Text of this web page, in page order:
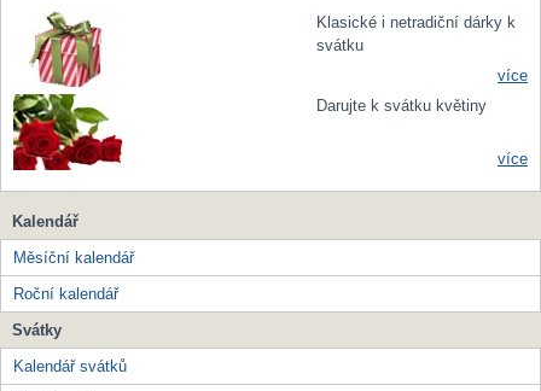
Klasické i netradiční dárky k
svátku
více
Darujte k svátku květiny
více
Kalendář
Měsíční kalendář
Roční kalendář
Svátky
Kalendář svátků